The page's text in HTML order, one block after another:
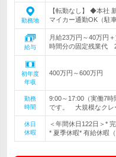
勤務地
【転勤なし】 ◆本社
マイカー通勤OK（駐
給与
月給23万円～40万円
時間分の固定残業代
初年度
年収
400万円～600万円
勤務
時間
9:00～17:00（実働7
です。 大規模なクレ
休日
休暇
＜年間休日122日＞*
* 夏季休暇* 有給休暇